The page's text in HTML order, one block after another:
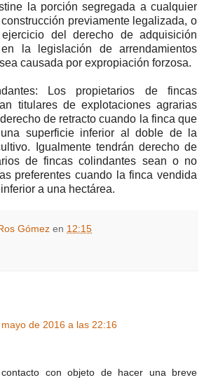
la porción segregada a cualquier
previamente legalizada, o
del derecho de adquisición
la legislación de arrendamientos
causada por expropiación forzosa.
Los propietarios de fincas
titulares de explotaciones agrarias
de retracto cuando la finca que
superficie inferior al doble de la
Igualmente tendrán derecho de
de fincas colindantes sean o no
preferentes cuando la finca vendida
a una hectárea.
Gómez en 12:15
de 2016 a las 22:16
con objeto de hacer una breve